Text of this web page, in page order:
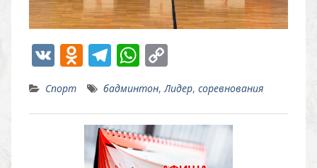
V
K
O
d
n
o
kl
T
el
e
gr
a
W
h
at
s
A
C
o
p
y
Li
Спорт бадминтон, Лидер, соревнования